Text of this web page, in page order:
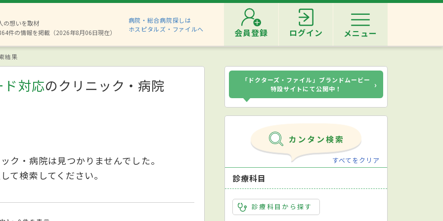
の想いを取材
件の情報を掲載（2026年8月06日現在）
病院・総合病院探しは
ホスピタルズ・ファイルへ
会員登録 ログイン メニュー
結果
対応のクリニック・病院
ク・病院は見つかりませんでした。
て検索してください。
「ドクターズ・ファイル」ブランドムービー
特設サイトにて公開中！
›
すべてをクリア
診療科目
診療科目から探す